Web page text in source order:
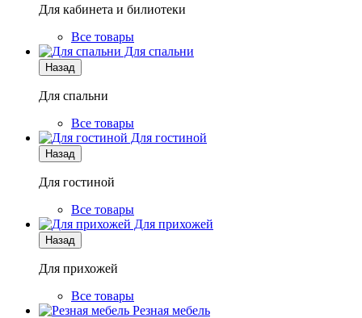
Для кабинета и билиотеки
Все товары
Для спальни
Назад
Для спальни
Все товары
Для гостиной
Назад
Для гостиной
Все товары
Для прихожей
Назад
Для прихожей
Все товары
Резная мебель